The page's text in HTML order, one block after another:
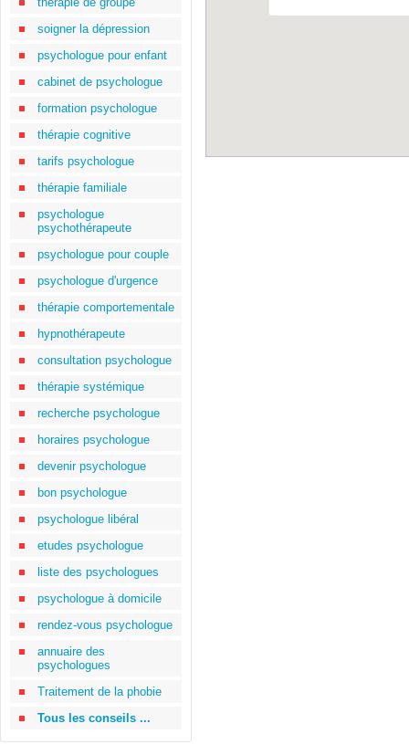
soigner la dépression
psychologue pour enfant
cabinet de psychologue
formation psychologue
thérapie cognitive
tarifs psychologue
thérapie familiale
psychologue
psychothérapeute
psychologue pour couple
psychologue d'urgence
thérapie comportementale
hypnothérapeute
consultation psychologue
thérapie systémique
recherche psychologue
horaires psychologue
devenir psychologue
bon psychologue
psychologue libéral
etudes psychologue
liste des psychologues
psychologue à domicile
rendez-vous psychologue
annuaire des
psychologues
Traitement de la phobie
Tous les conseils ...